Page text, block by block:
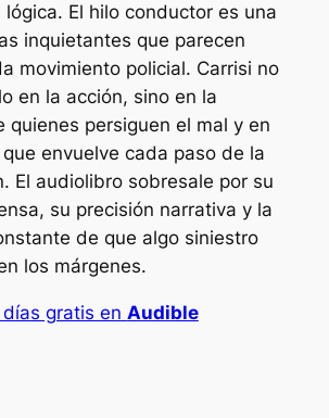
El hilo conductor es una
inquietantes que parecen
movimiento policial. Carrisi no
en la acción, sino en la
quienes persiguen el mal y en
envuelve cada paso de la
El audiolibro sobresale por su
su precisión narrativa y la
de que algo siniestro
los márgenes.
gratis en Audible